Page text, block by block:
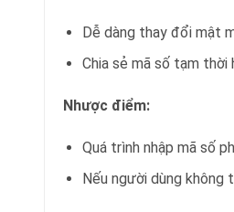
Dễ dàng thay đổi mật
Chia sẻ mã số tạm thời
Nhược điểm:
Quá trình nhập mã số
Nếu người dùng